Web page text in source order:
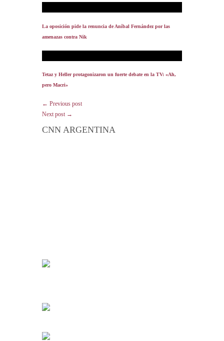
La oposición pide la renuncia de Aníbal Fernández por las
amenazas contra Nik
Tetaz y Heller protagonizaron un fuerte debate en la TV: «Ah,
pero Macri»
← Previous post
Next post →
CNN ARGENTINA